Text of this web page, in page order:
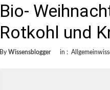
Bio-
Rotkohl und
By Wissensblogger in :